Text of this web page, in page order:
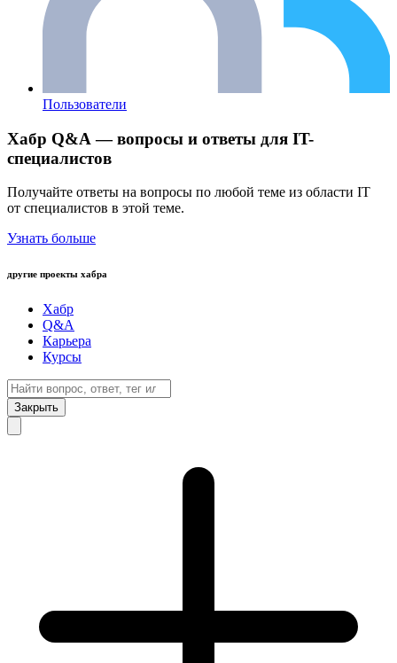
Пользователи
Хабр Q&A — вопросы и ответы для IT-
специалистов
Получайте ответы на вопросы по любой теме из области IT
от специалистов в этой теме.
Узнать больше
другие проекты хабра
Хабр
Q&A
Карьера
Курсы
Закрыть